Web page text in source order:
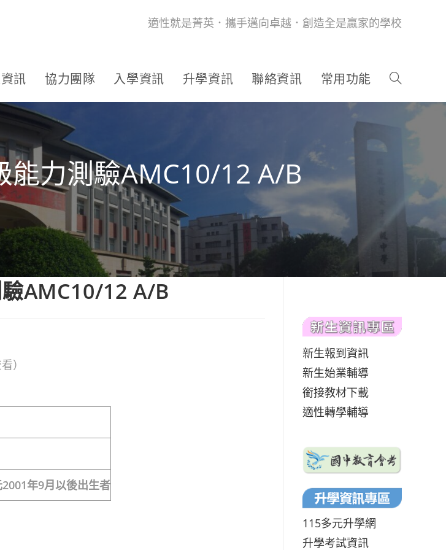
適性就是菁英．攜手邁向卓越．創造全是贏家的學校
訊 協力團隊 入學資訊 升學資訊 聯絡資訊 常用功能
能力測驗AMC10/12 A/B
AMC10/12 A/B
）
2001年9月以後出生者
新生報到資訊
新生始業輔導
銜接教材下載
適性轉學輔導
115多元升學網
升學考試資訊